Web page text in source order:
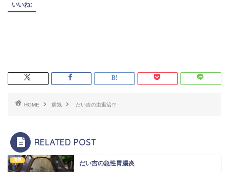
いいね:
HOME 病気 だい吉の虫退治!?
RELATED POST
病気 だい吉の急性胃腸炎